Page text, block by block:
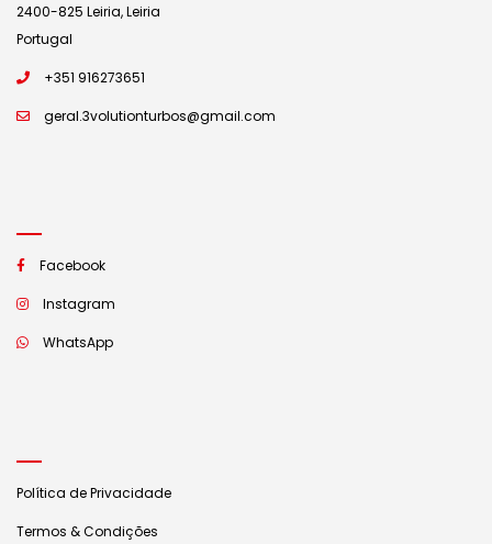
2400-825 Leiria, Leiria
Portugal
+351 916273651
geral.3volutionturbos@gmail.com
Facebook
Instagram
WhatsApp
Política de Privacidade
Termos & Condições